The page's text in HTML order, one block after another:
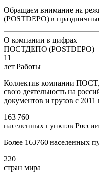
Обращаем внимание на
(POSTDEPO) в
О компании в цифрах
ПОСТДЕПО (POSTDEPO)
11
лет Работы
Коллектив компании
свою деятельность на
документов и грузов с 2011
163 760
населенных пунктов России
Более 163760 населенных
220
стран мира